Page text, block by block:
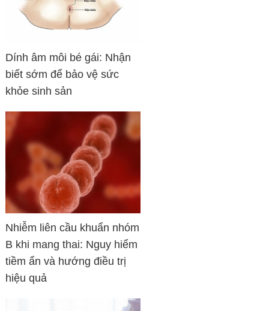
Dính âm môi bé gái: Nhận
biết sớm để bảo vệ sức
khỏe sinh sản
Nhiễm liên cầu khuẩn nhóm
B khi mang thai: Nguy hiểm
tiềm ẩn và hướng điều trị
hiệu quả